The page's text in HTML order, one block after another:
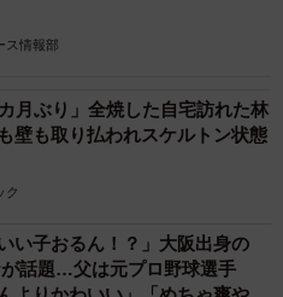
ス情報部
月ぶり」全焼した自宅訪れた林
壁も取り払われスケルトン状態
ク
い子おるん！？」大阪出身の
が話題…父は元プロ野球選手